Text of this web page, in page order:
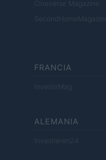
Cineverse Magazine
SecondHomeMagazine
FRANCIA
InvestirMag
ALEMANIA
Investieren24